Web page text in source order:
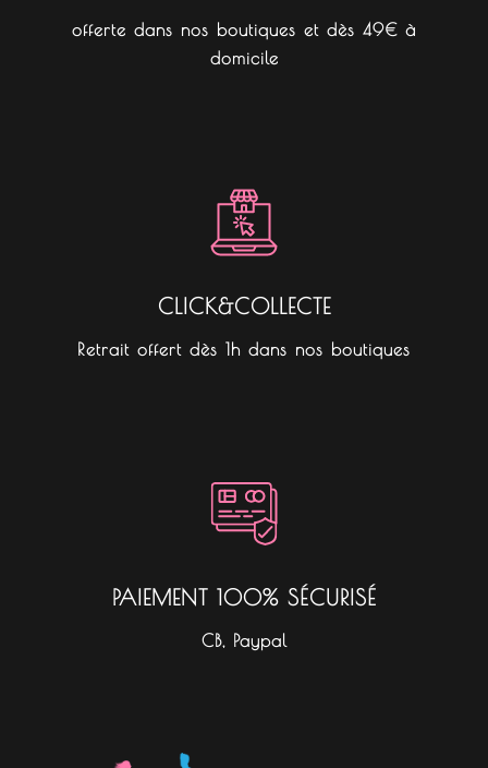
offerte dans nos boutiques et dès 49€ à
domicile
CLICK&COLLECTE
Retrait offert dès 1h dans nos boutiques
PAIEMENT 100% SÉCURISÉ
CB, Paypal